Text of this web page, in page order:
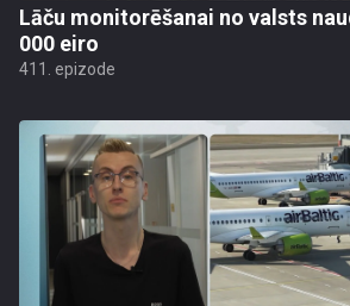
Lāču monitorēšanai no valsts
000 eiro
411. epizode